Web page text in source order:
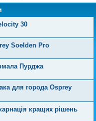
30
Soelden Pro
Пурджа
для города Osprey
кращих рішень